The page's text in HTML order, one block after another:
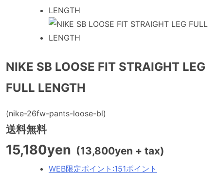
NIKE SB LOOSE FIT STRAIGHT LEG
FULL LENGTH
(nike-26fw-pants-loose-bl)
送料無料
15,180yen (13,800yen + tax)
WEB限定ポイント :151ポイント